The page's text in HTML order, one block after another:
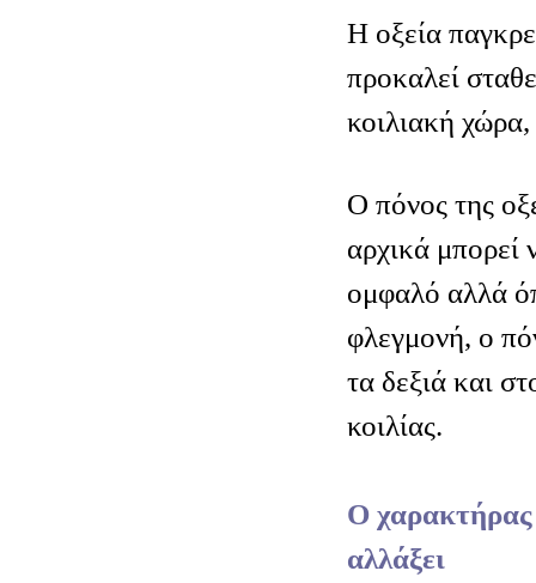
Η οξεία
προκαλεί
κοιλιακή
Ο πόνος της
αρχικά μπορεί
ομφαλό αλλά
φλεγμονή, ο
τα δεξιά και
κοιλίας.
Ο χαρακτήρας
αλλάξει